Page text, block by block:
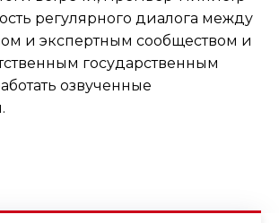
регулярного диалога между
и экспертным сообществом и
государственным
озвученные